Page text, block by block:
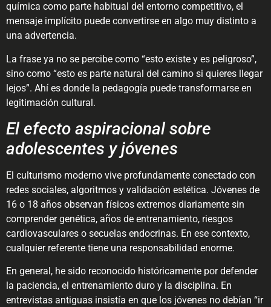
química como parte habitual del entorno competitivo, el
mensaje implícito puede convertirse en algo muy distinto a
una advertencia.
La frase ya no se percibe como “esto existe y es peligroso”,
sino como “esto es parte natural del camino si quieres llegar
lejos”. Ahí es donde la pedagogía puede transformarse en
legitimación cultural.
El efecto aspiracional sobre
adolescentes y jóvenes
El culturismo moderno vive profundamente conectado con
redes sociales, algoritmos y validación estética. Jóvenes de
16 o 18 años observan físicos extremos diariamente sin
comprender genética, años de entrenamiento, riesgos
cardiovasculares o secuelas endocrinas. En ese contexto,
cualquier referente tiene una responsabilidad enorme.
En general, he sido reconocido históricamente por defender
la paciencia, el entrenamiento duro y la disciplina. En
entrevistas antiguas insistía en que los jóvenes no debían “ir